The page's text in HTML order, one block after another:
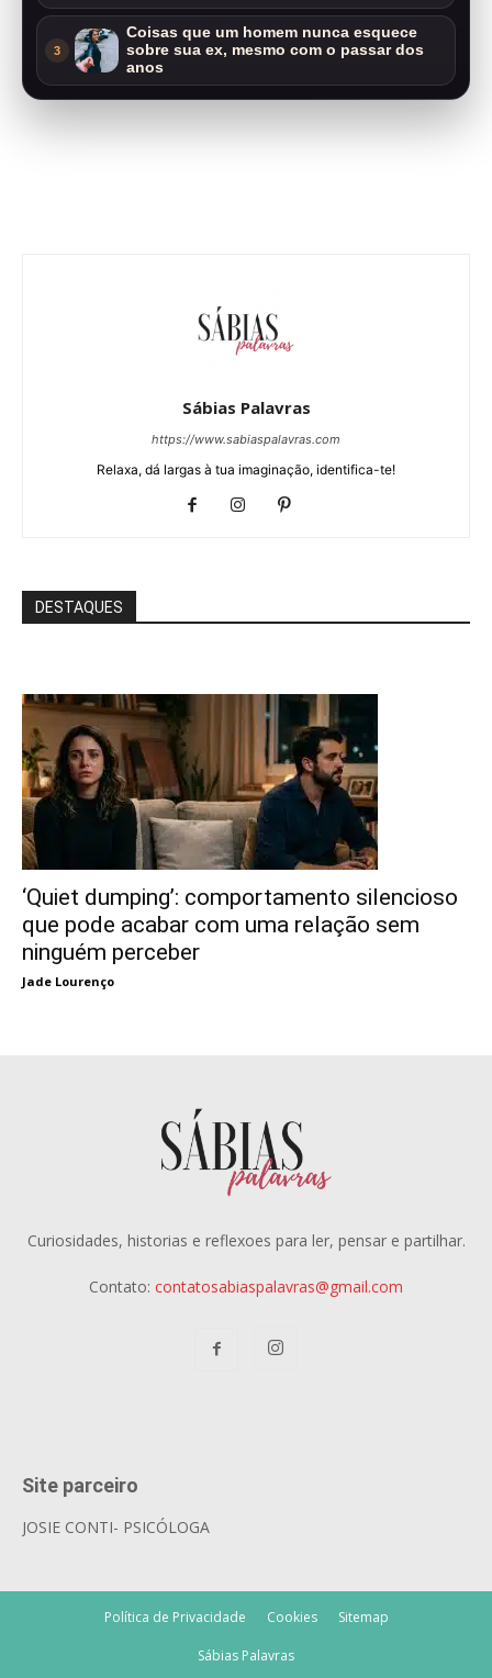
3
Coisas que um homem nunca esquece
sobre sua ex, mesmo com o passar dos
anos
Sábias Palavras
https://www.sabiaspalavras.com
Relaxa, dá largas à tua imaginação, identifica-te!
DESTAQUES
‘Quiet dumping’: comportamento silencioso
que pode acabar com uma relação sem
ninguém perceber
Jade Lourenço
Curiosidades, historias e reflexoes para ler, pensar e partilhar.
Contato: contatosabiaspalavras@gmail.com
Site parceiro
JOSIE CONTI- PSICÓLOGA
Política de Privacidade Cookies Sitemap
Sábias Palavras